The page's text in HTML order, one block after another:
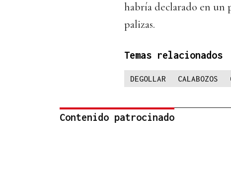
habría declarado en un
palizas.
Temas relacionados
DEGOLLAR CALABOZOS
Contenido patrocinado